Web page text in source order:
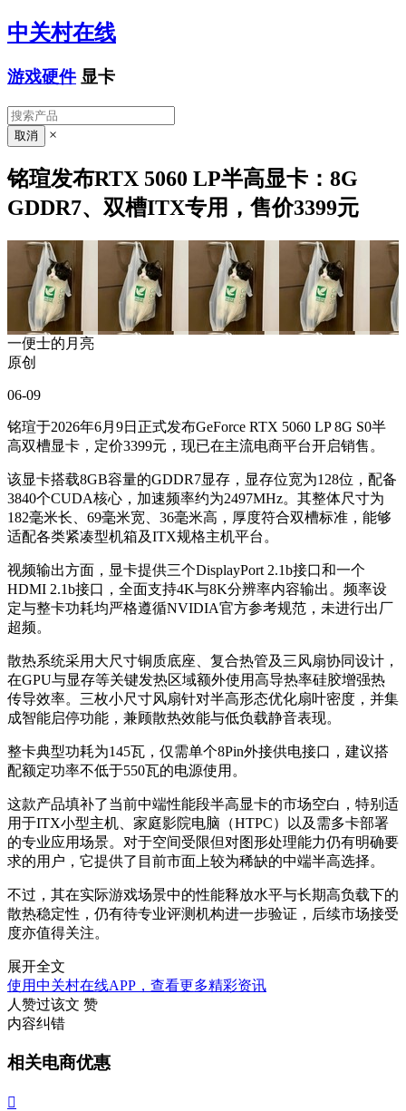
中关村在线
游戏硬件 显卡
×
铭瑄发布RTX 5060 LP半高显卡：8G
GDDR7、双槽ITX专用，售价3399元
一便士的月亮
原创
06-09
铭瑄于2026年6月9日正式发布GeForce RTX 5060 LP 8G S0半
高双槽显卡，定价3399元，现已在主流电商平台开启销售。
该显卡搭载8GB容量的GDDR7显存，显存位宽为128位，配备
3840个CUDA核心，加速频率约为2497MHz。其整体尺寸为
182毫米长、69毫米宽、36毫米高，厚度符合双槽标准，能够
适配各类紧凑型机箱及ITX规格主机平台。
视频输出方面，显卡提供三个DisplayPort 2.1b接口和一个
HDMI 2.1b接口，全面支持4K与8K分辨率内容输出。频率设
定与整卡功耗均严格遵循NVIDIA官方参考规范，未进行出厂
超频。
散热系统采用大尺寸铜质底座、复合热管及三风扇协同设计，
在GPU与显存等关键发热区域额外使用高导热率硅胶增强热
传导效率。三枚小尺寸风扇针对半高形态优化扇叶密度，并集
成智能启停功能，兼顾散热效能与低负载静音表现。
整卡典型功耗为145瓦，仅需单个8Pin外接供电接口，建议搭
配额定功率不低于550瓦的电源使用。
这款产品填补了当前中端性能段半高显卡的市场空白，特别适
用于ITX小型主机、家庭影院电脑（HTPC）以及需多卡部署
的专业应用场景。对于空间受限但对图形处理能力仍有明确要
求的用户，它提供了目前市面上较为稀缺的中端半高选择。
不过，其在实际游戏场景中的性能释放水平与长期高负载下的
散热稳定性，仍有待专业评测机构进一步验证，后续市场接受
度亦值得关注。
展开全文
使用中关村在线APP，查看更多精彩资讯
人赞过该文 赞
内容纠错
相关电商优惠
